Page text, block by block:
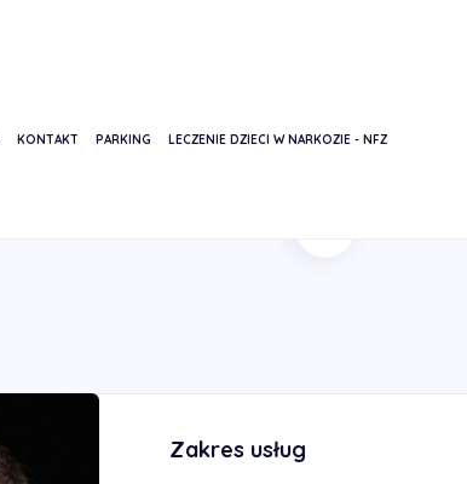
KONTAKT PARKING LECZENIE DZIECI W NARKOZIE - NFZ
Zakres usług